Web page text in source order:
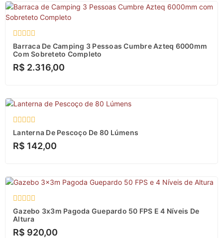
Avaliação
0
de
5
Barraca De Camping 3 Pessoas Cumbre Azteq 6000mm
Com Sobreteto Completo
R$ 2.316,00
Avaliação
de
Lanterna De Pescoço De 80 Lúmens
R$ 142,00
Avaliação
0
de
5
Gazebo 3x3m Pagoda Guepardo 50 FPS E 4 Níveis De
Altura
R$ 920,00